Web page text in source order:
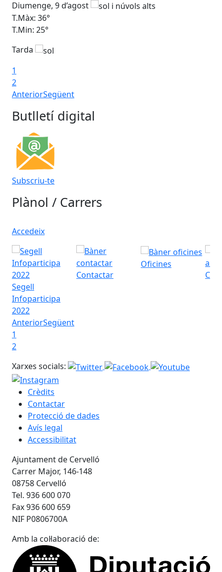
Diumenge, 9 d’agost
T.Màx: 36°
T.Min: 25°
Tarda
1
2
AnteriorSegüent
Butlletí digital
Subscriu-te
Plànol / Carrers
Accedeix
Segell
Infoparticipa
2022
Contactar
Oficines
AnteriorSegüent
1
2
Xarxes socials:
Crèdits
Contactar
Protecció de dades
Avís legal
Accessibilitat
Ajuntament de Cervelló
Carrer Major, 146-148
08758 Cervelló
Tel. 936 600 070
Fax 936 600 659
NIF P0806700A
Amb la col·laboració de: